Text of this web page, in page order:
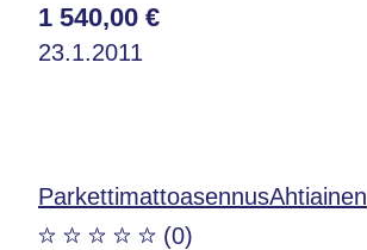
1 540,00 €
23.1.2011
ParkettimattoasennusAhtiainen
(0)